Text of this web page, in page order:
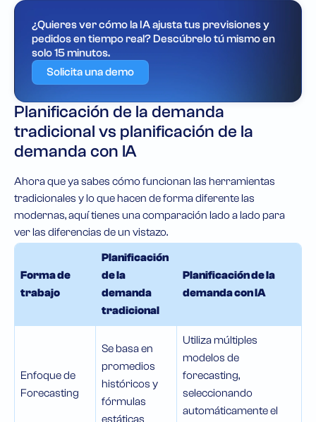
¿Quieres ver cómo la IA ajusta tus previsiones y
pedidos en tiempo real? Descúbrelo tú mismo en
solo 15 minutos.
Solicita una demo
Planificación de la demanda
tradicional vs planificación de la
demanda con IA
Ahora que ya sabes cómo funcionan las herramientas
tradicionales y lo que hacen de forma diferente las
modernas, aquí tienes una comparación lado a lado para
ver las diferencias de un vistazo.
Forma de
trabajo
Planificación
de la
demanda
tradicional
Planificación de la
demanda con IA
Enfoque de
Forecasting
Se basa en
promedios
históricos y
fórmulas
estáticas
Utiliza múltiples
modelos de
forecasting,
seleccionando
automáticamente el